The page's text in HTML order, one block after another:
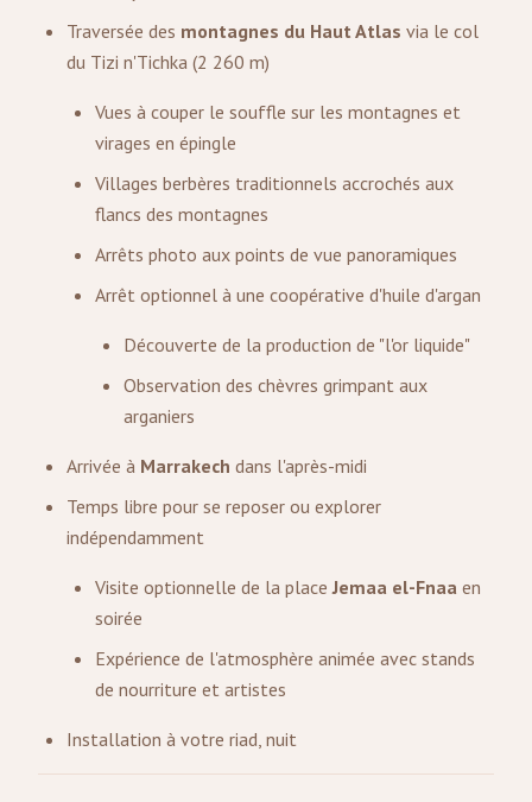
Traversée des montagnes du Haut Atlas via le col
du Tizi n'Tichka (2 260 m)
Vues à couper le souffle sur les montagnes et
virages en épingle
Villages berbères traditionnels accrochés aux
flancs des montagnes
Arrêts photo aux points de vue panoramiques
Arrêt optionnel à une coopérative d'huile d'argan
Découverte de la production de "l'or liquide"
Observation des chèvres grimpant aux
arganiers
Arrivée à Marrakech dans l'après-midi
Temps libre pour se reposer ou explorer
indépendamment
Visite optionnelle de la placeJemaa el-Fnaa en
soirée
Expérience de l'atmosphère animée avec stands
de nourriture et artistes
Installation à votre riad, nuit